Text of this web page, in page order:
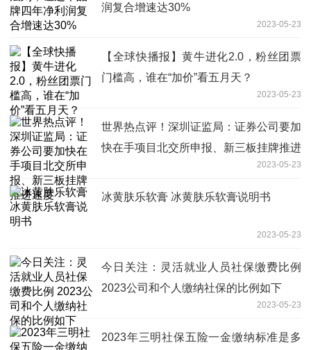
润复合增速达30%
2023-05-23
【全球快播报】黄牛进化2.0，粉丝团票
门槛高，谁在“加价”看五月天？
2023-05-23
世界热点评！深圳证监局：证券公司要加
快在手项目北交所申报、新三板挂牌推进
2023-05-23
冰黄肤乐软膏 冰黄肤乐软膏说明书
2023-05-23
今日关注：灵活就业人员社保缴费比例
2023公司和个人缴纳社保的比例如下
2023-05-23
2023年三明社保五险一金缴纳标准是多